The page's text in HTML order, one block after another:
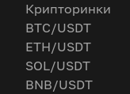
Крипторинки
BTC/USDT
ETH/USDT
SOL/USDT
BNB/USDT